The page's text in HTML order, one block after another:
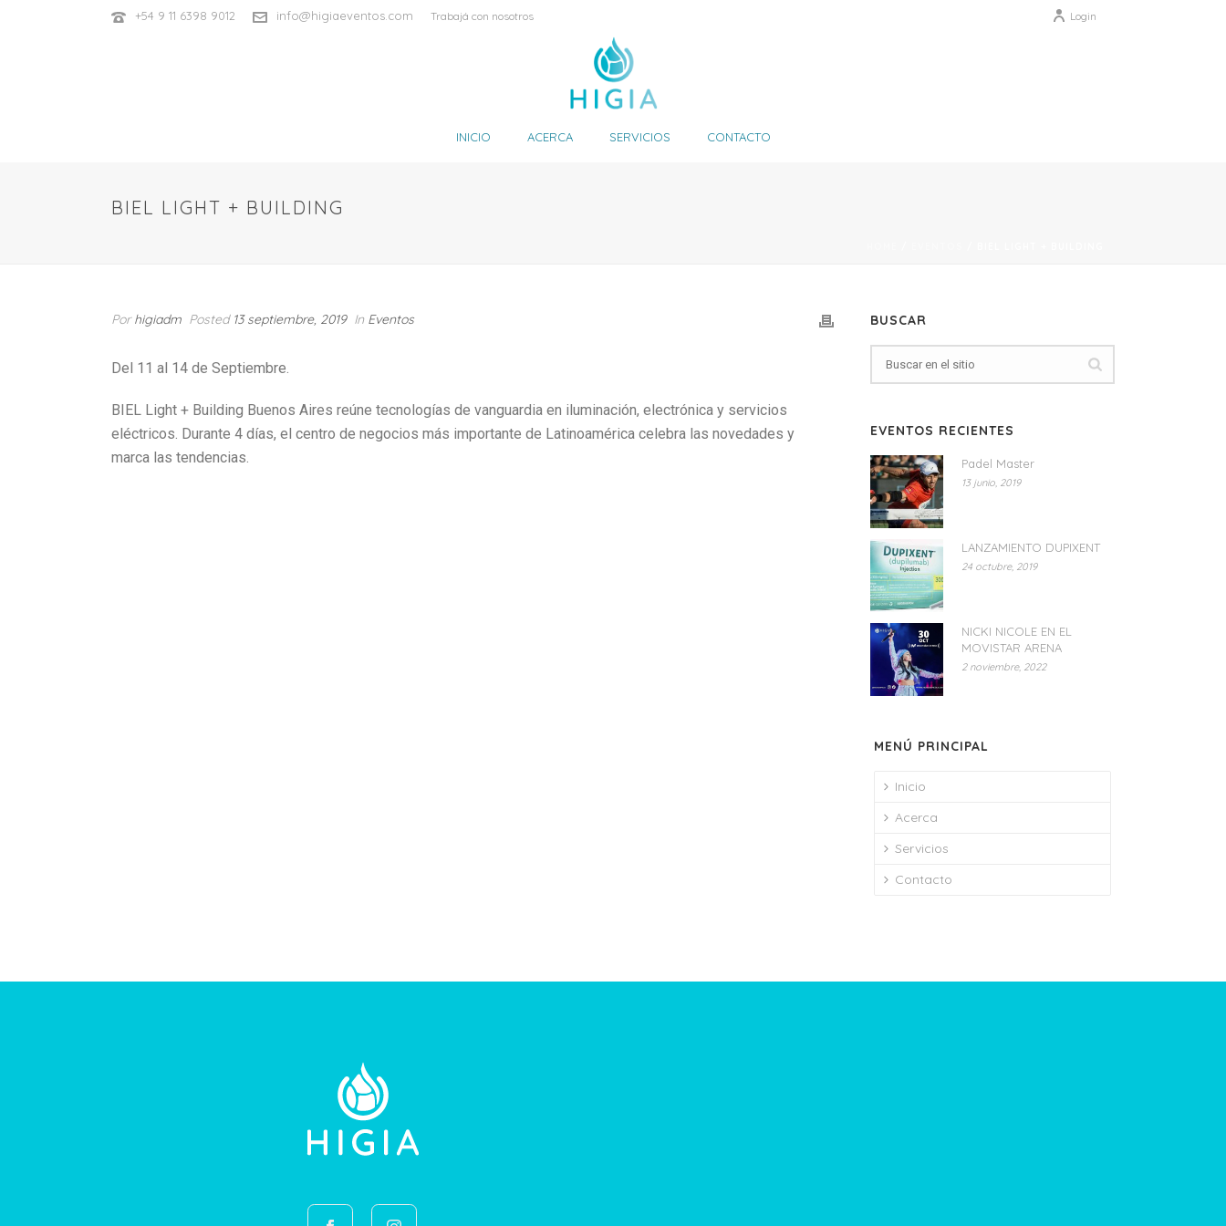
+54 9 11 6398 9012 info@higiaeventos.com Trabajá con nosotros Login
INICIO ACERCA SERVICIOS CONTACTO
BIEL LIGHT + BUILDING
Porhigiadm Posted 13 septiembre, 2019 In Eventos
Del 11 al 14 de Septiembre.
BIEL Light + Building Buenos Aires reúne tecnologías de vanguardia en iluminación, electrónica y servicios
eléctricos. Durante 4 días, el centro de negocios más importante de Latinoamérica celebra las novedades y
marca las tendencias.
BUSCAR
EVENTOS RECIENTES
Padel Master
13 junio, 2019
LANZAMIENTO DUPIXENT
24 octubre, 2019
NICKI NICOLE EN EL
MOVISTAR ARENA
2 noviembre, 2022
MENÚ PRINCIPAL
Inicio
Acerca
Servicios
Contacto